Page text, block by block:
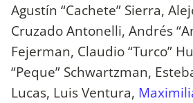
Agustín “Cachete” Sierra,
Cruzado Antonelli, Andrés
Fejerman, Claudio “Turco”
“Peque” Schwartzman,
Lucas, Luis Ventura,